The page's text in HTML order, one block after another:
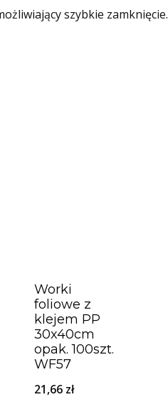
szybkie zamknięcie.
Worki
foliowe z
klejem PP
30x40cm
opak. 100szt.
WF57
21,66 zł